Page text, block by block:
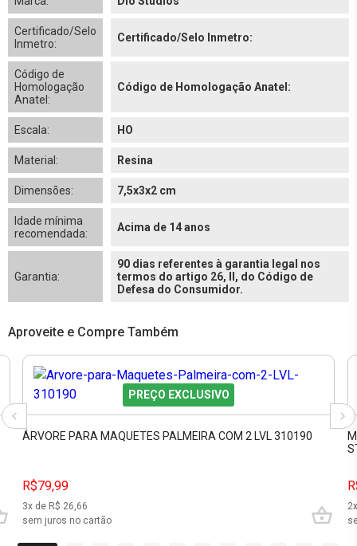
Certificado/Selo
Inmetro:
Certificado/Selo Inmetro:
Código de
Homologação
Anatel:
Código de Homologação Anatel:
Escala: HO
Material: Resina
Dimensões: 7,5x3x2 cm
Idade mínima
recomendada:
Acima de 14 anos
Garantia:
90 dias referentes à garantia legal nos
termos do artigo 26, II, do Código de
Defesa do Consumidor.
Aproveite e Compre Também
PREÇO EXCLUSIVO
ÁRVORE PARA MAQUETES PALMEIRA COM 2 LVL 310190
R$79,99
3x de R$ 26,66
sem juros no cartão
2